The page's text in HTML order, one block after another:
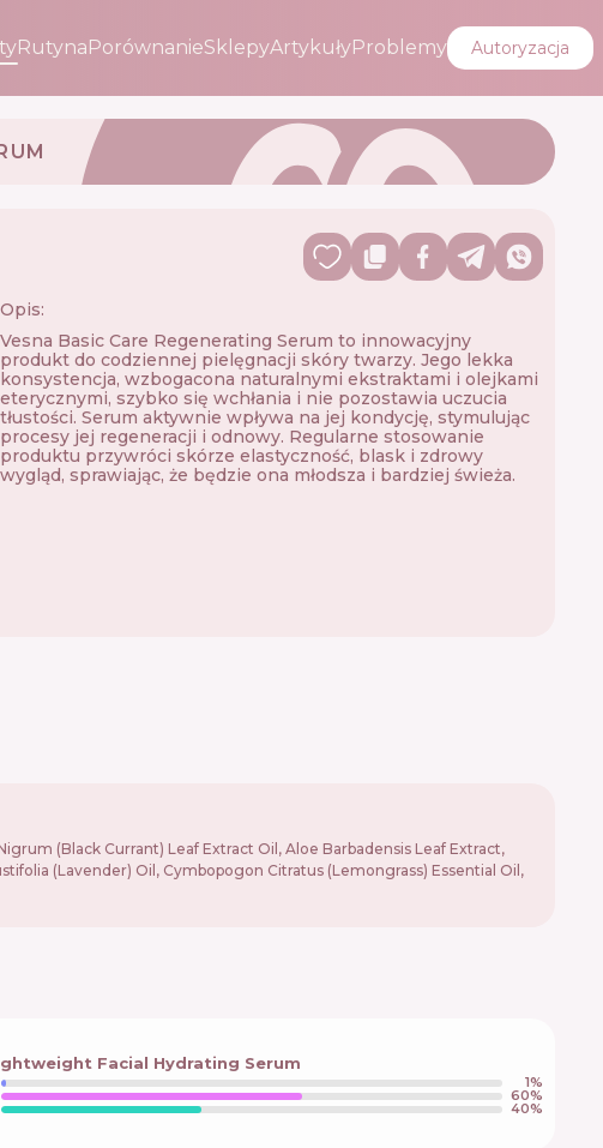
RutynaPorównanieSklepyArtykułyProblemy Autoryzacja
Opis:
Vesna Basic Care Regenerating Serum to innowacyjny
produkt do codziennej pielęgnacji skóry twarzy. Jego lekka
konsystencja, wzbogacona naturalnymi ekstraktami i olejkami
eterycznymi, szybko się wchłania i nie pozostawia uczucia
tłustości. Serum aktywnie wpływa na jej kondycję, stymulując
procesy jej regeneracji i odnowy. Regularne stosowanie
produktu przywróci skórze elastyczność, blask i zdrowy
wygląd, sprawiając, że będzie ona młodsza i bardziej świeża.
(Black Currant) Leaf Extract Oil, Aloe Barbadensis Leaf Extract,
(Lavender) Oil, Cymbopogon Citratus (Lemongrass) Essential Oil,
Facial Hydrating Serum
1%
60%
40%